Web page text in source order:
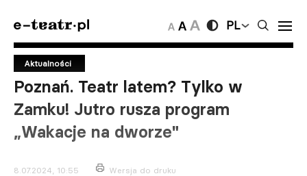
PL
Aktualności
Poznań. Teatr latem? Tylko w
Zamku! Jutro rusza program
„Wakacje na dworze"
8.07.2024, 10:55 Wersja do druku